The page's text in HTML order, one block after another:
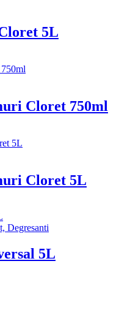
5L
Cloret 750ml
Cloret 5L
Degresanti
5L